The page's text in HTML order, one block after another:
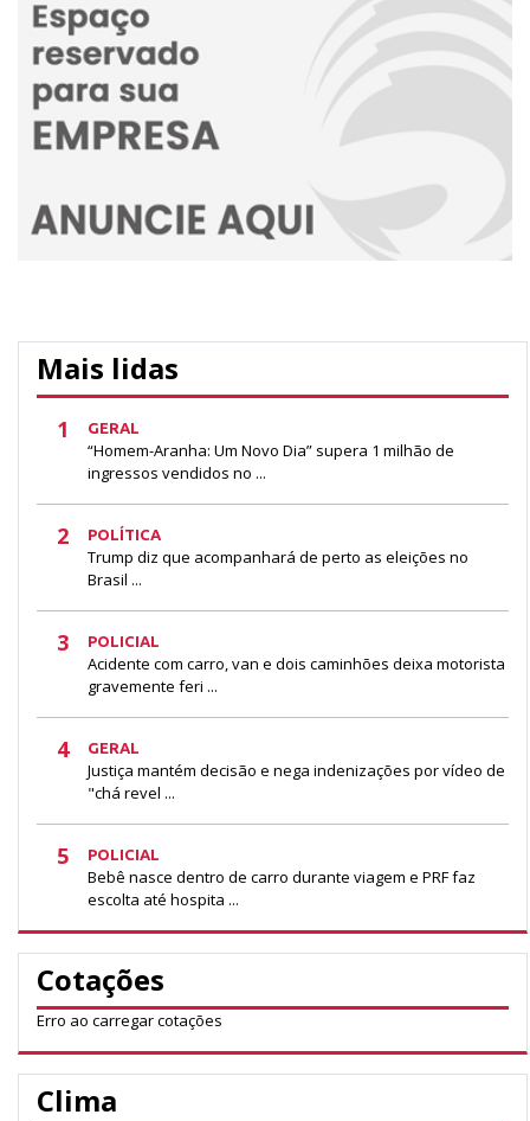
Mais lidas
1 GERAL
“Homem-Aranha: Um Novo Dia” supera 1 milhão de
ingressos vendidos no ...
2 POLÍTICA
Trump diz que acompanhará de perto as eleições no
Brasil ...
3 POLICIAL
Acidente com carro, van e dois caminhões deixa motorista
gravemente feri ...
4 GERAL
Justiça mantém decisão e nega indenizações por vídeo de
"chá revel ...
5 POLICIAL
Bebê nasce dentro de carro durante viagem e PRF faz
escolta até hospita ...
Cotações
Erro ao carregar cotações
Clima